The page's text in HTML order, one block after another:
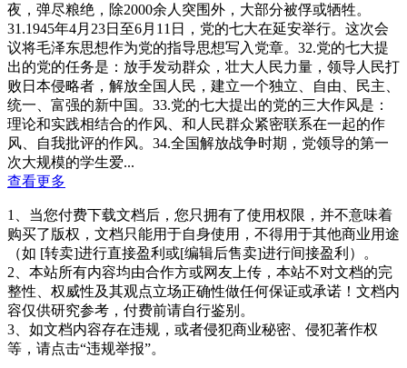
夜，弹尽粮绝，除2000余人突围外，大部分被俘或牺牲。
31.1945年4月23日至6月11日，党的七大在延安举行。这次会
议将毛泽东思想作为党的指导思想写入党章。32.党的七大提
出的党的任务是：放手发动群众，壮大人民力量，领导人民打
败日本侵略者，解放全国人民，建立一个独立、自由、民主、
统一、富强的新中国。33.党的七大提出的党的三大作风是：
理论和实践相结合的作风、和人民群众紧密联系在一起的作
风、自我批评的作风。34.全国解放战争时期，党领导的第一
次大规模的学生爱...
查看更多
1、当您付费下载文档后，您只拥有了使用权限，并不意味着
购买了版权，文档只能用于自身使用，不得用于其他商业用途
（如 [转卖]进行直接盈利或[编辑后售卖]进行间接盈利）。
2、本站所有内容均由合作方或网友上传，本站不对文档的完
整性、权威性及其观点立场正确性做任何保证或承诺！文档内
容仅供研究参考，付费前请自行鉴别。
3、如文档内容存在违规，或者侵犯商业秘密、侵犯著作权
等，请点击“违规举报”。